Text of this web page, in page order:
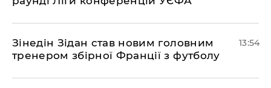
​Зінедін Зідан став новим головним
тренером збірної Франції з футболу
13:54